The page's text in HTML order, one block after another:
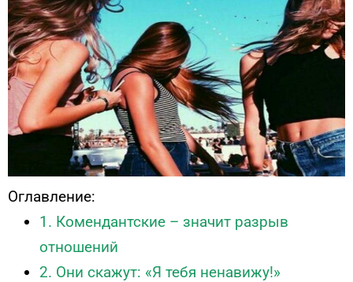
Оглавление:
1. Комендантские – значит разрыв
отношений
2. Они скажут: «Я тебя ненавижу!»